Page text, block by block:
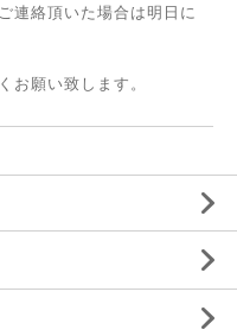
連絡頂いた場合は明日に
お願い致します。